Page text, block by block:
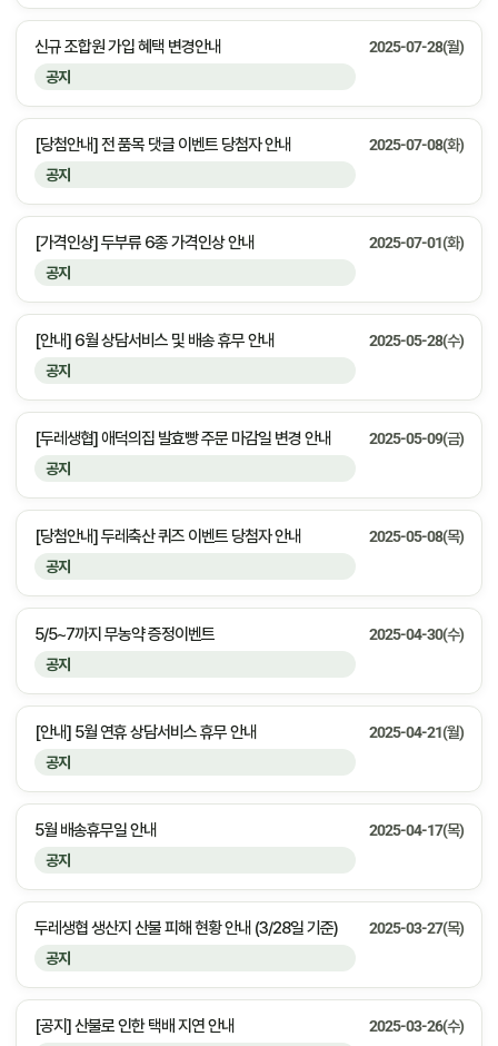
공지
신규 조합원 가입 혜택 변경안내 2025-07-28(월)
공지
[당첨안내] 전 품목 댓글 이벤트 당첨자 안내 2025-07-08(화)
공지
[가격인상] 두부류 6종 가격인상 안내 2025-07-01(화)
공지
[안내] 6월 상담서비스 및 배송 휴무 안내 2025-05-28(수)
공지
[두레생협] 애덕의집 발효빵 주문 마감일 변경 안내 2025-05-09(금)
공지
[당첨안내] 두레축산 퀴즈 이벤트 당첨자 안내 2025-05-08(목)
공지
5/5~7까지 무농약 증정이벤트 2025-04-30(수)
공지
[안내] 5월 연휴 상담서비스 휴무 안내 2025-04-21(월)
공지
5월 배송휴무일 안내 2025-04-17(목)
공지
두레생협 생산지 산불 피해 현황 안내 (3/28일 기준) 2025-03-27(목)
[공지] 산불로 인한 택배 지연 안내 2025-03-26(수)